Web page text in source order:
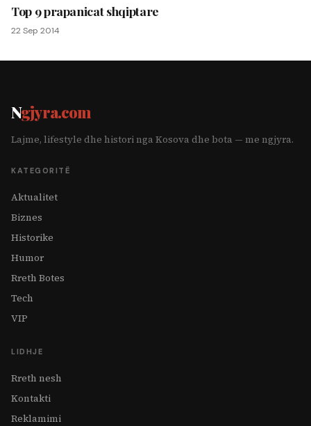
Top 9 prapanicat shqiptare
22 Sep 2014
Ngjyra.com
Lajme, lifestyle dhe histori nga Kosova dhe bota — me ngjyra.
KATEGORITË
Aktualitet
Biznes
Historike
Humor
Rreth Botes
Tech
VIP
LIDHJE
Rreth nesh
Kontakti
Reklamimi